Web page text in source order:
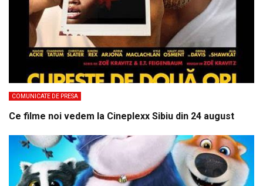
COMUNICATE DE PRESA
Ce filme noi vedem la Cineplexx Sibiu din 24 august